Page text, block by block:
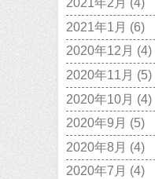
2021年2月 (4)
2021年1月 (6)
2020年12月 (4)
2020年11月 (5)
2020年10月 (4)
2020年9月 (5)
2020年8月 (4)
2020年7月 (4)